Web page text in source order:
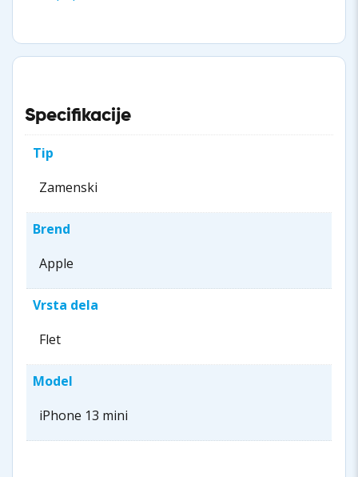
Specifikacije
Tip
Zamenski
Brend
Apple
Vrsta dela
Flet
Model
iPhone 13 mini